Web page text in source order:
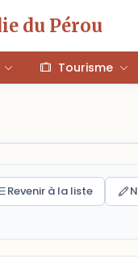
du Pérou
Tourisme
Revenir à la liste